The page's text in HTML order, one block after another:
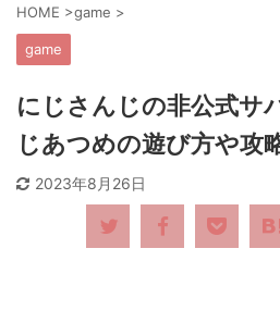
HOME >game >
game
にじさんじの非公式サ
じあつめの遊び方や攻
2023年8月26日